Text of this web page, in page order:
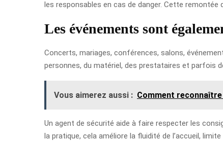
les responsables en cas de danger. Cette remontée
Les événements sont
Concerts, mariages, conférences, salons,
personnes, du matériel, des prestataires et parfois
Vous aimerez aussi : Comment
Un agent de sécurité aide à faire respecter les
la pratique, cela améliore la fluidité de l’accueil,